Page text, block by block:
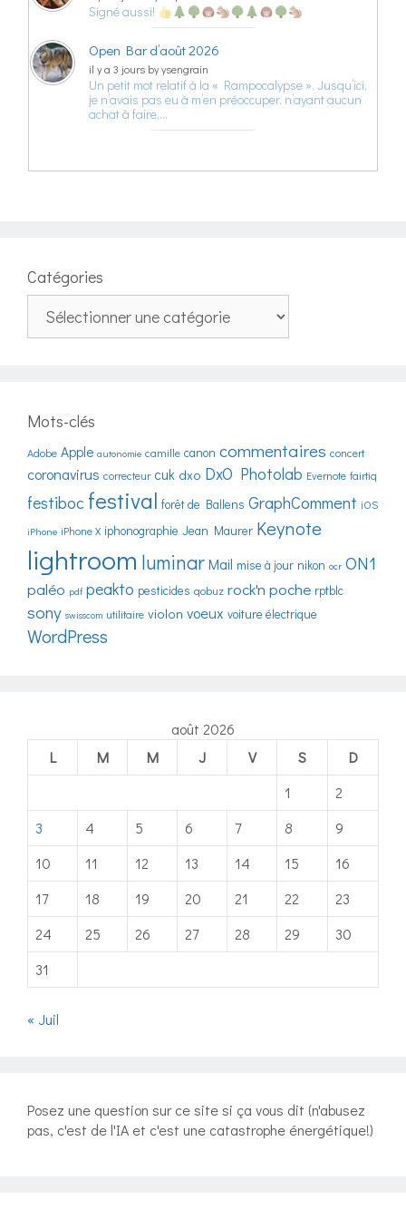
Signé aussi!
Open Bar d’août 2026
il y a 3 jours by ysengrain
Un petit mot relatif à la « Rampocalypse ». Jusqu’ici,
je n’avais pas eu à m’en préoccuper, n’ayant aucun
achat à faire,…
Catégories
Mots-clés
Adobe Apple autonomie camille canon commentaires concert
coronavirus correcteur cuk dxo DxO Photolab Evernote fairtiq
festiboc festival forêt de Ballens GraphComment iOS
iPhone iPhone X iphonographie Jean Maurer Keynote
lightroom luminar Mail mise à jour nikon ocr ON1
paléo pdf peakto pesticides qobuz rock'n poche rptblc
sony swisscom utilitaire violon voeux voiture électrique
WordPress
août 2026
L
M M J V S
D
1
2
3
4 5 6 7 8
9
10
11 12 13 14 15
16
17
18 19 20 21 22
23
24
25 26 27 28 29
30
31
« Juil
Posez une question sur ce site si ça vous dit (n'abusez
pas, c'est de l'IA et c'est une catastrophe énergétique!)